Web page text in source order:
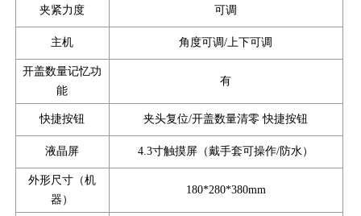
夹紧力度 可调
主机 角度可调/上下可调
开盖数量记忆功
能
有
快捷按钮 夹头复位/开盖数量清零 快捷按钮
液晶屏 4.3寸触摸屏（戴手套可操作/防水）
外形尺寸（机
器）
180*280*380mm